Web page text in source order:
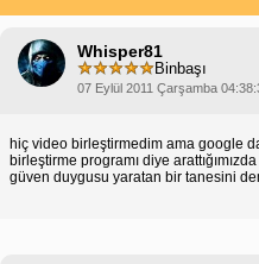
Whisper81
Binbaşı
07 Eylül 2011 Çarşamba
hiç video birleştirmedim ama google
birleştirme programı diye
güven duygusu yaratan bir tanesini